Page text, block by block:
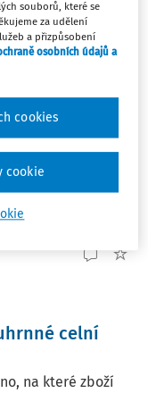
,Mgr. Filip Hájek
vrácení nebo
nebo prominutí
celní
na které zboží
souborů, které se
za udělení
a přizpůsobení
osobních údajů a
cookies
cookie